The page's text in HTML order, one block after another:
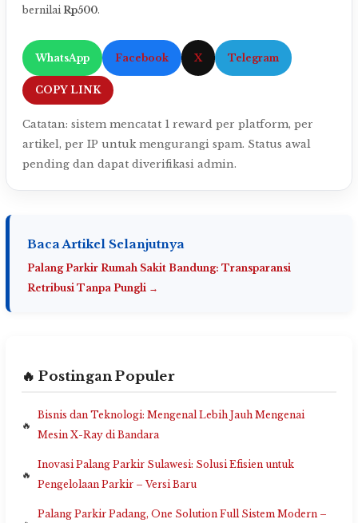
bernilaiRp500.
WhatsApp Facebook X Telegram
COPY LINK
Catatan: sistem mencatat 1 reward per platform, per
artikel, per IP untuk mengurangi spam. Status awal
pending dan dapat diverifikasi admin.
Baca Artikel Selanjutnya
Palang Parkir Rumah Sakit Bandung: Transparansi
Retribusi Tanpa Pungli →
🔥 Postingan Populer
Bisnis dan Teknologi: Mengenal Lebih Jauh Mengenai
Mesin X-Ray di Bandara
Inovasi Palang Parkir Sulawesi: Solusi Efisien untuk
Pengelolaan Parkir – Versi Baru
Palang Parkir Padang, One Solution Full Sistem Modern –